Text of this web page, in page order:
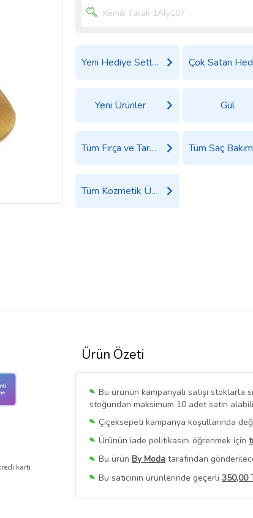
Yeni Hediye Setleri
Yeni Ürünler Gül
Tüm Fırça ve Tarak Ürünleri
Tüm Kozmetik Ürünleri
Ürün Özeti
Bu ürünün kampanyalı satışı stoklarla
stoğundan maksimum 10 adet satın
Çiçeksepeti kampanya koşullarında
Ürünün iade politikasını öğrenmek için
Bu ürün By Moda tarafından
Bu satıcının ürünlerinde geçerli 350,00
Bu SatıcınınTüm Ürünlerini Görüntüle
kartı